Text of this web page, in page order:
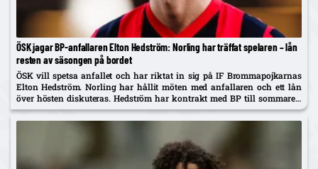
ÖSK jagar BP-anfallaren Elton Hedström: Norling har träffat spelaren – lån
resten av säsongen på bordet
ÖSK vill spetsa anfallet och har riktat in sig på IF Brommapojkarnas
Elton Hedström. Norling har hållit möten med anfallaren och ett lån
över hösten diskuteras. Hedström har kontrakt med BP till sommaren
2029 och uppges även vara på radarn...